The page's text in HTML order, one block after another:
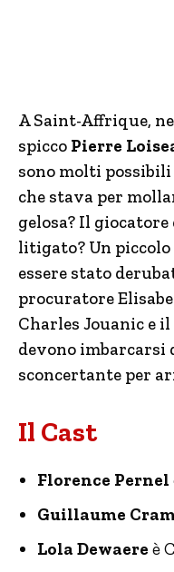
A Saint-Affrique,
spicco Pierre
sono molti
che stava per
gelosa? Il
litigato? Un piccolo
essere stato
procuratore
Charles Jouanic e
devono
sconcertante per
Il Cast
Florence Pernel
Guillaume
Lola Dewaere è